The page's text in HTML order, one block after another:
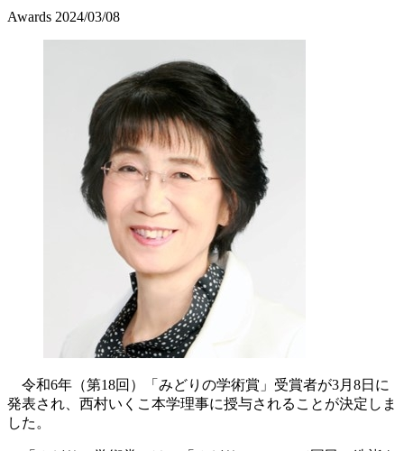
Awards 2024/03/08
令和6年（第18回）「みどりの学術賞」受賞者が3月8日に
発表され、西村いくこ本学理事に授与されることが決定しま
した。